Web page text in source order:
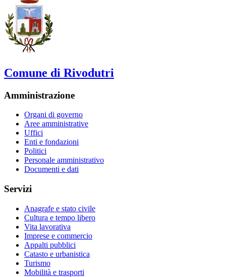
Comune di Rivodutri
Amministrazione
Organi di governo
Aree amministrative
Uffici
Enti e fondazioni
Politici
Personale amministrativo
Documenti e dati
Servizi
Anagrafe e stato civile
Cultura e tempo libero
Vita lavorativa
Imprese e commercio
Appalti pubblici
Catasto e urbanistica
Turismo
Mobilità e trasporti